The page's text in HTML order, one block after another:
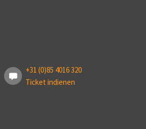
+31 (0)85 4016 320
Ticket indienen